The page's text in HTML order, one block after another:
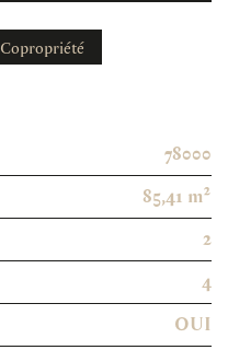
Copropriété
78000
85,41 m²
2
4
OUI